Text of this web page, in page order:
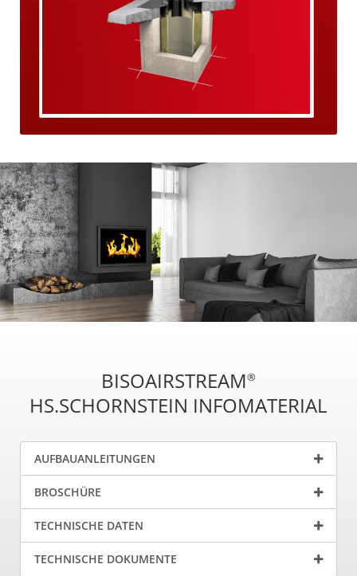
BISOAIRSTREAM®
HS.SCHORNSTEIN INFOMATERIAL
AUFBAUANLEITUNGEN
BROSCHÜRE
TECHNISCHE DATEN
TECHNISCHE DOKUMENTE